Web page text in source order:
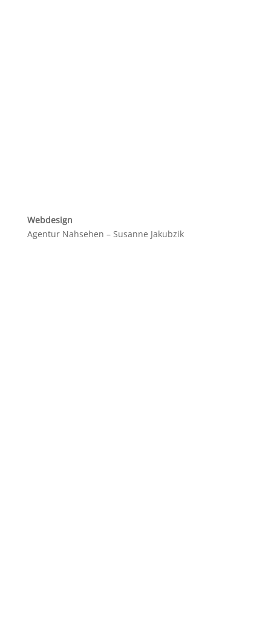
Webdesign
Agentur Nahsehen – Susanne Jakubzik